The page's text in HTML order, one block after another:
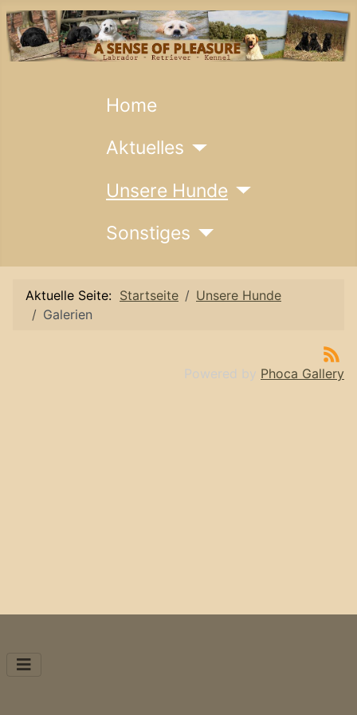
Home
Aktuelles
Unsere Hunde
Sonstiges
Aktuelle Seite: Startseite
Unsere Hunde
Galerien
Powered by Phoca Gallery